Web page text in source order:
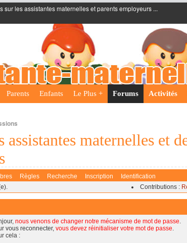
sur les assistantes maternelles et parents employeurs ...
Parents Enfants Le Plus + Forums Activités
assistantes maternelles et
Règles Recherche Inscription
Identification
Contributions :
nous venons de changer notre mécanisme de mot de passe.
vous reconnecter, vous devez réinitialiser votre mot de passe.
cela :